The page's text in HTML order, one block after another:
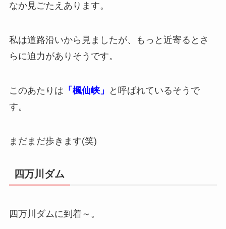
なか見ごたえあります。
私は道路沿いから見ましたが、もっと近寄るとさ
らに迫力がありそうです。
このあたりは 「楓仙峡」
と呼ばれているそうで
す。
まだまだ歩きます(笑)
四万川ダム
四万川ダムに到着～。